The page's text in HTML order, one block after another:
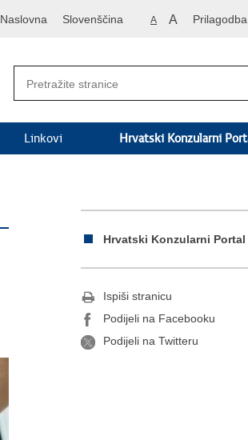
Naslovna Slovenščina A A
Linkovi Hrvatski Konzularni
Hrvatski Konzularni Portal
Ispiši stranicu
Podijeli na Facebooku
Podijeli na Twitteru